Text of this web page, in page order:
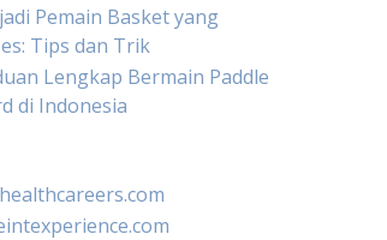
Pemain Basket yang
Tips dan Trik
Lengkap Bermain Paddle
di Indonesia